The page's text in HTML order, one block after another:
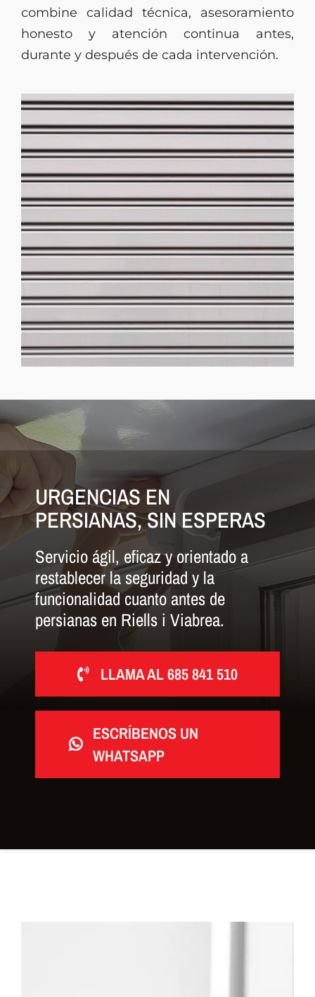
combine calidad técnica, asesoramiento
honesto y atención continua antes,
durante y después de cada intervención.
URGENCIAS EN
PERSIANAS, SIN ESPERAS
Servicio ágil, eficaz y orientado a
restablecer la seguridad y la
funcionalidad cuanto antes de
persianas en Riells i Viabrea.
LLAMA AL 685 841 510
ESCRÍBENOS UN
WHATSAPP